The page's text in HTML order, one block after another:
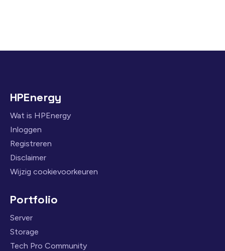
HPEnergy
Wat is HPEnergy
Inloggen
Registreren
Disclaimer
Wijzig cookievoorkeuren
Portfolio
Server
Storage
Tech Pro Community